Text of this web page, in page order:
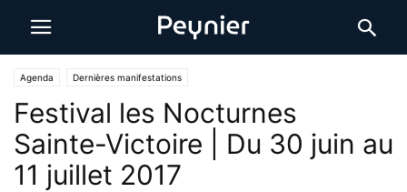
Agenda Dernières manifestations
Festival les Nocturnes
Sainte-Victoire | Du 30 juin au
11 juillet 2017